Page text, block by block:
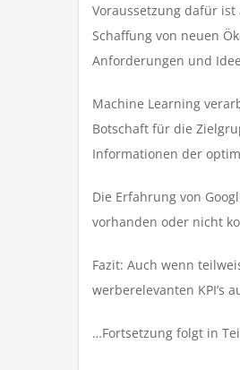
Voraussetzung dafür
Schaffung von neuen
Anforderungen und
Machine Learning
Botschaft für die
Informationen der
Die Erfahrung von
vorhanden oder nicht
Fazit: Auch wenn
werberelevanten KPI’s
…Fortsetzung folgt in